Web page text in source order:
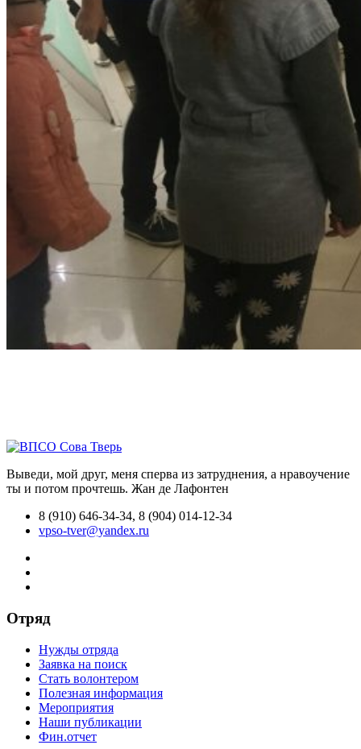
Выведи, мой друг, меня сперва из затруднения, а нравоучение
ты и потом прочтешь. Жан де Лафонтен
8 (910) 646-34-34, 8 (904) 014-12-34
vpso-tver@yandex.ru
Отряд
Нужды отряда
Заявка на поиск
Стать волонтером
Полезная информация
Мероприятия
Наши публикации
Фин.отчет